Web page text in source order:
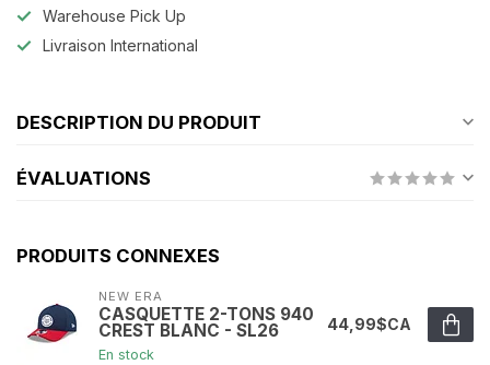
Warehouse Pick Up
Livraison International
DESCRIPTION DU PRODUIT
ÉVALUATIONS
PRODUITS CONNEXES
NEW ERA
CASQUETTE 2-TONS 940
CREST BLANC - SL26
En stock
44,99$CA